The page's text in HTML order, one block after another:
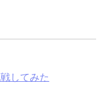
してみた